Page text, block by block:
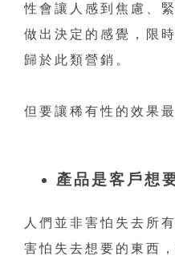
性會讓人感到焦慮、
做出決定的感覺，限
歸於此類營銷。
但要讓稀有性的效果
產品是客戶想
人們並非害怕失去所
害怕失去想要的東西